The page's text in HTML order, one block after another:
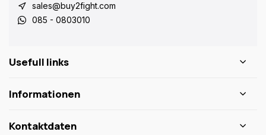
sales@buy2fight.com
085 - 0803010
Usefull links
Informationen
Kontaktdaten